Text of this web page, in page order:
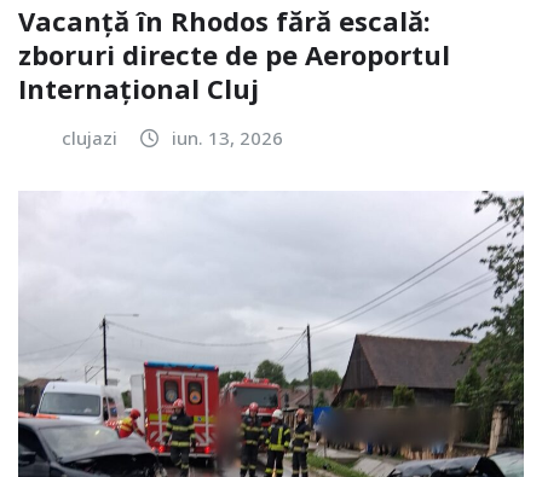
Vacanță în Rhodos fără escală:
zboruri directe de pe Aeroportul
Internațional Cluj
clujazi iun. 13, 2026